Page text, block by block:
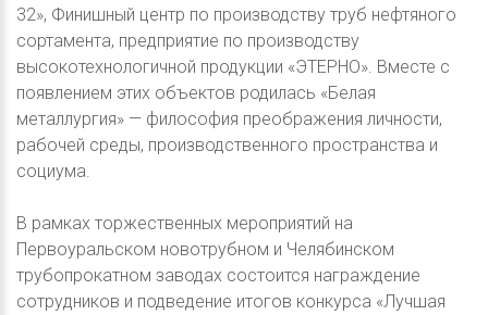
32», Финишный центр по производству труб нефтяного
сортамента, предприятие по производству
высокотехнологичной продукции «ЭТЕРНО». Вместе с
появлением этих объектов родилась «Белая
металлургия» — философия преображения личности,
рабочей среды, производственного пространства и
социума.
В рамках торжественных мероприятий на
Первоуральском новотрубном и Челябинском
трубопрокатном заводах состоится награждение
сотрудников и подведение итогов конкурса «Лучшая